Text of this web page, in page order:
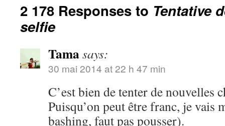
2 178 Responses to Tentative
selfie
Tamasays:
30 mai 2014 at 22 h 47 min
C’est bien de tenter de nouvelles
Puisqu’on peut être franc, je vais
bashing, faut pas pousser).